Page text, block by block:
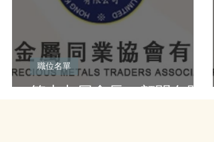
第十九屆會長、顧問名單
職位名單